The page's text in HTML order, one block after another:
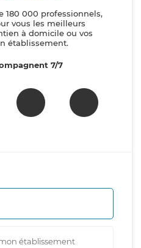
180 000 professionnels,
vous les meilleurs
à domicile ou vos
établissement.
7/7
établissement